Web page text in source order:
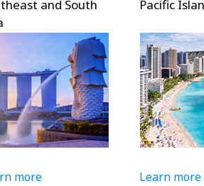
Pacific Islands
Learn more